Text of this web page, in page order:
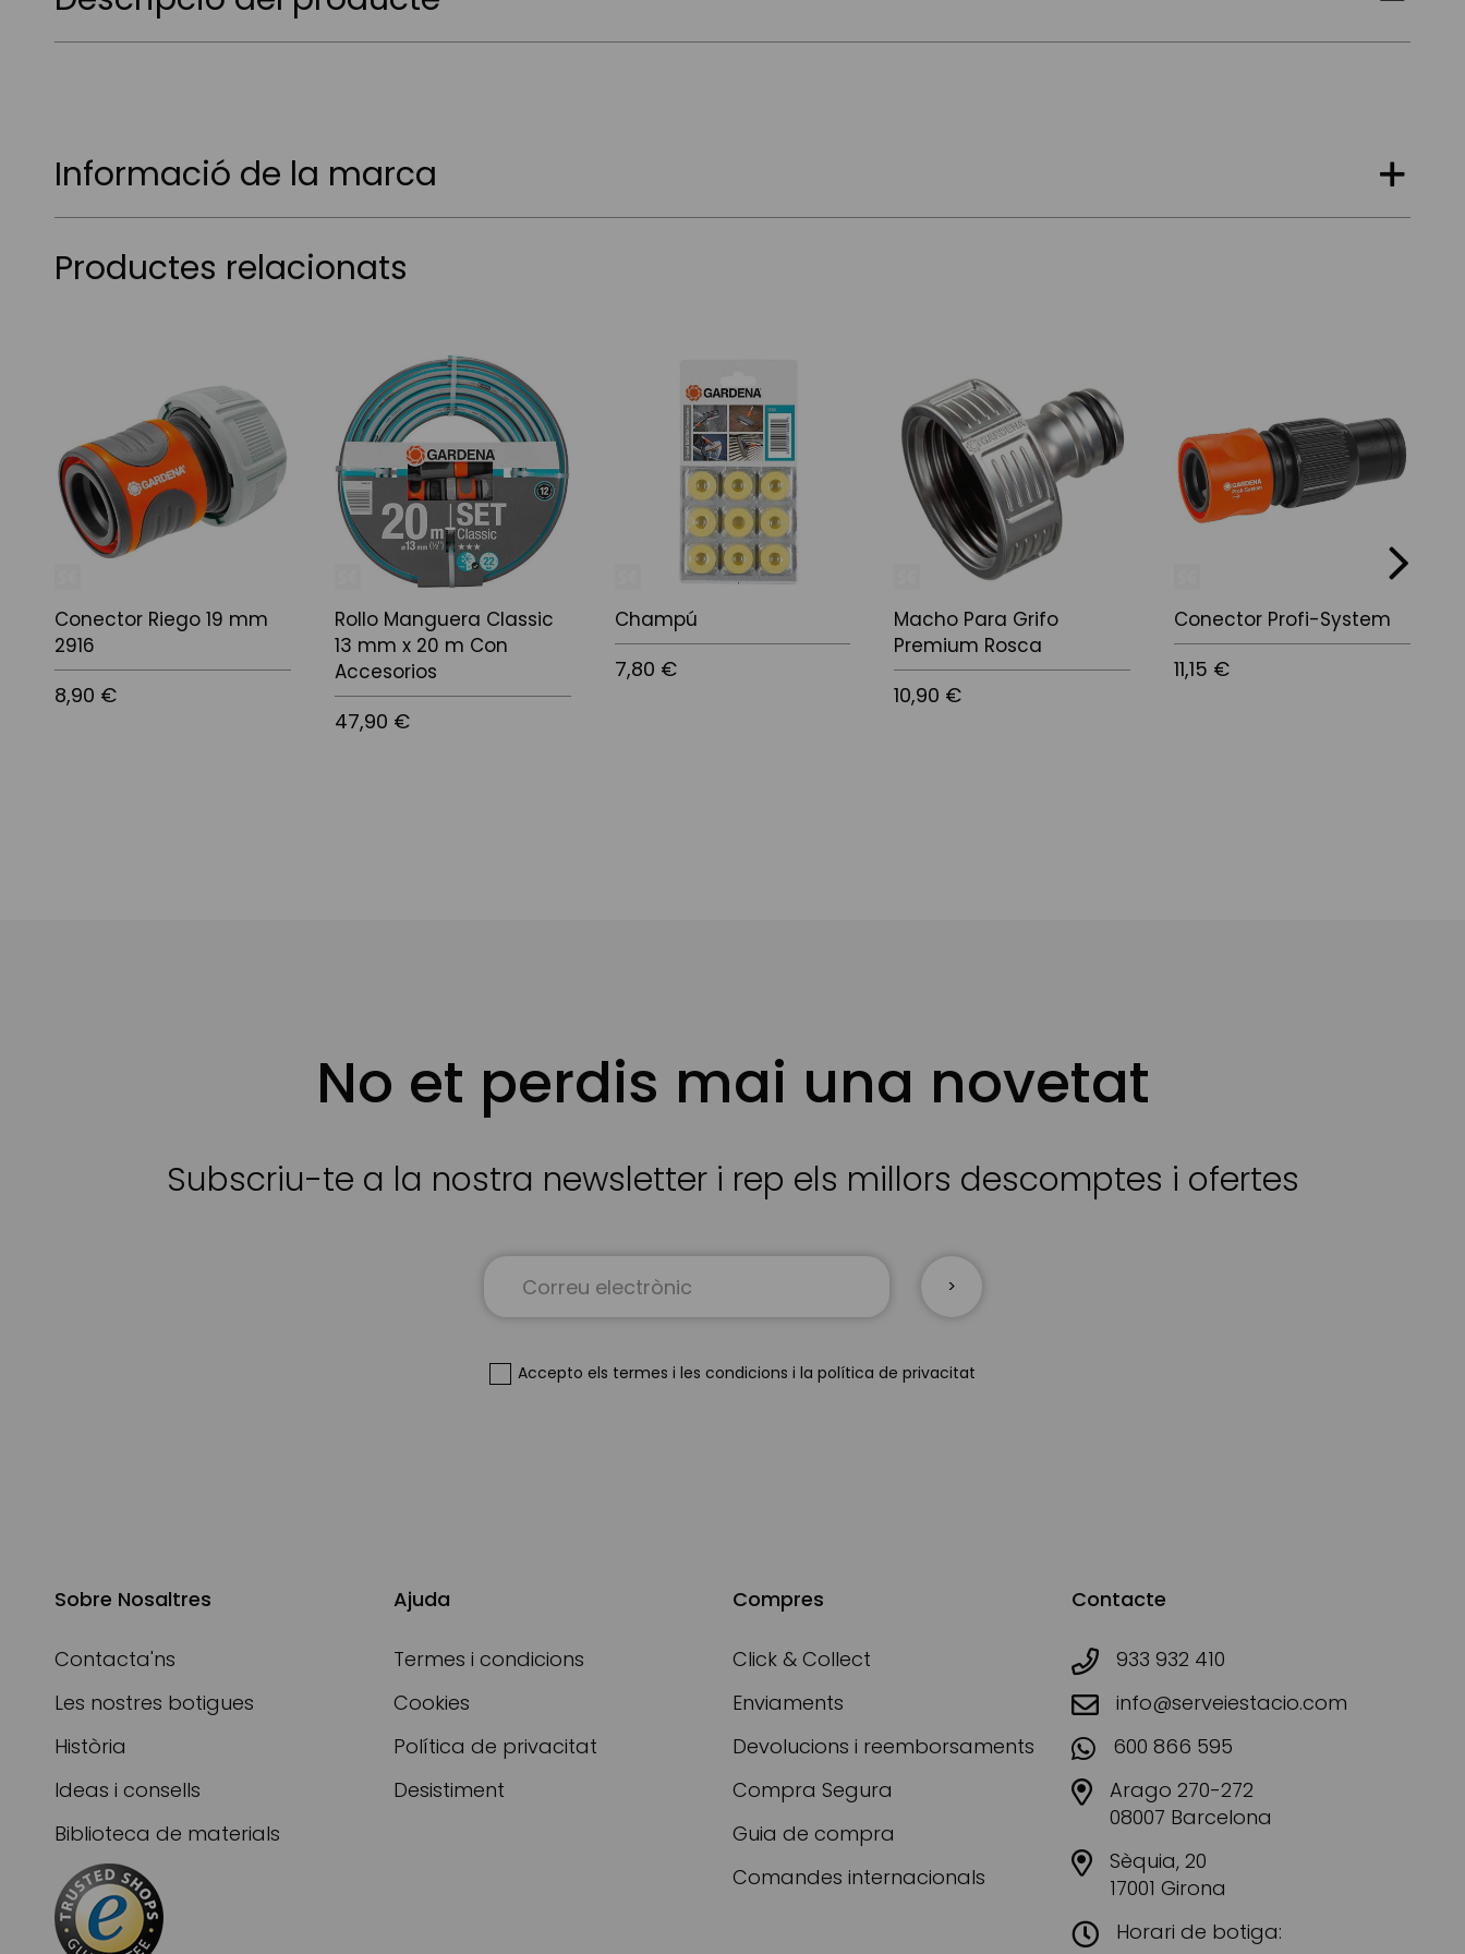
Informació de la marca
Productes relacionats
Conector Riego 19 mm
2916
8,90 €
Rollo Manguera Classic
13 mm x 20 m Con
Accesorios
47,90 €
Champú
7,80 €
Macho Para Grifo
Premium Rosca
10,90 €
Conector Profi-System
11,15 €
No et perdis mai una novetat
Subscriu-te a la nostra newsletter i rep els millors descomptes i ofertes
Up
Accepto els termes i les condicions i la política de privacitat
Sobre Nosaltres
Contacta'ns
Les nostres botigues
Història
Ideas i consells
Biblioteca de materials
Ajuda
Termes i condicions
Cookies
Política de privacitat
Desistiment
Compres
Click & Collect
Enviaments
Devolucions i reemborsaments
Compra Segura
Guia de compra
Comandes internacionals
Contacte
933 932 410
info@serveiestacio.com
600 866 595
Arago 270-272
08007 Barcelona
Sèquia, 20
17001 Girona
Horari de botiga: